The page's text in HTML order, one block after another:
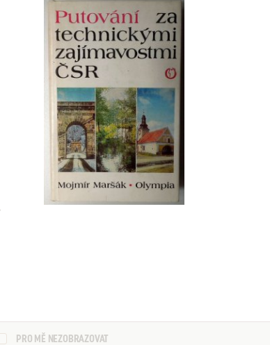
PRO MĚ NEZOBRAZOVAT